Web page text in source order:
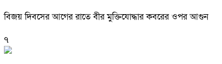
বিজয় দিবসের আগের রাতে বীর মুক্তিযোদ্ধার কবরের ওপর আগুন
৭